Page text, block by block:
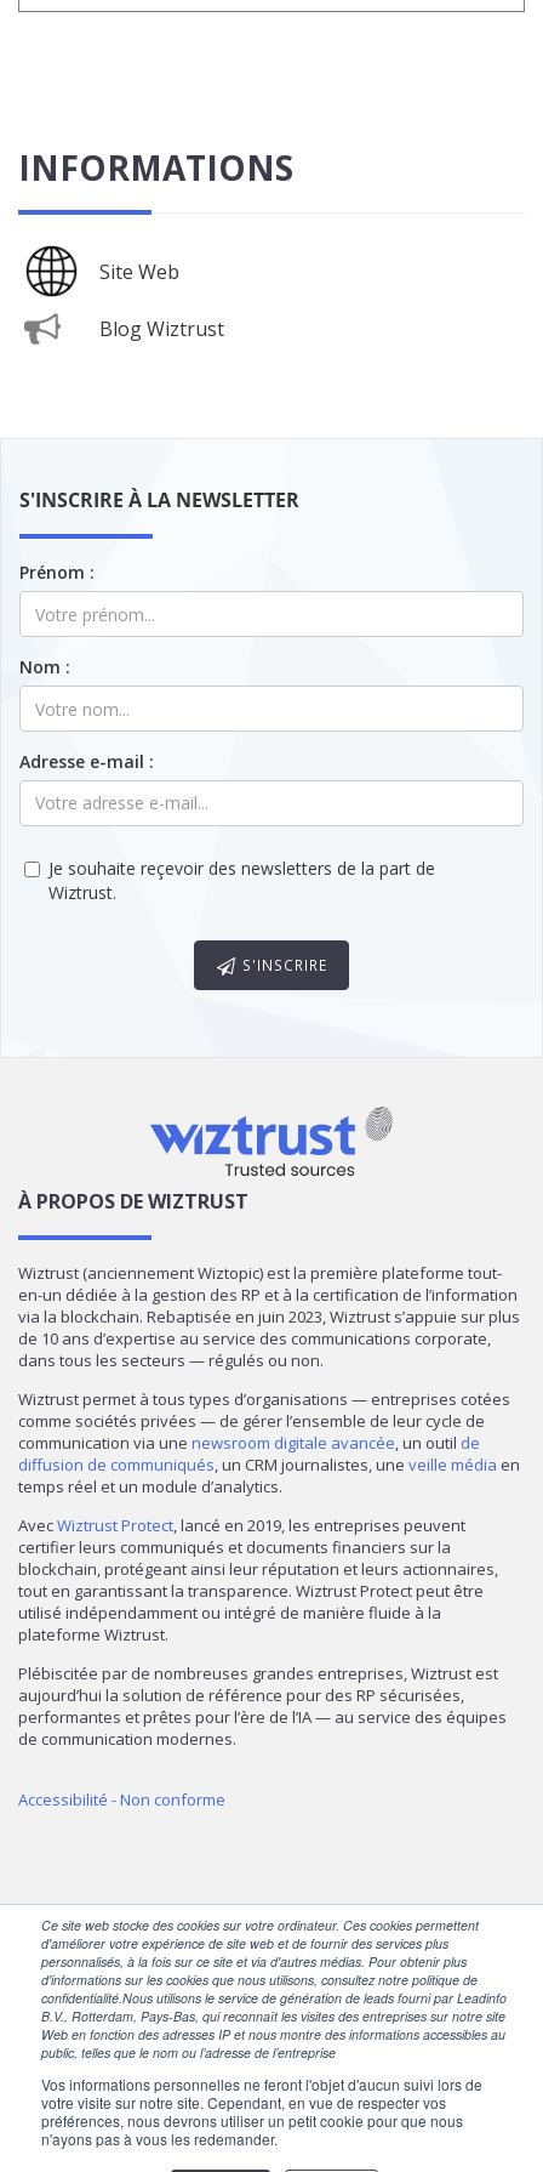
Ce site web stocke des cookies sur votre ordinateur. Ces cookies permettent
d'améliorer votre expérience de site web et de fournir des services plus
personnalisés, à la fois sur ce site et via d'autres médias. Pour obtenir plus
d'informations sur les cookies que nous utilisons, consultez notre politique de
confidentialité.Nous utilisons le service de génération de leads fourni par Leadinfo
B.V., Rotterdam, Pays-Bas, qui reconnaît les visites des entreprises sur notre site
Web en fonction des adresses IP et nous montre des informations accessibles au
public, telles que le nom ou l’adresse de l’entreprise
Vos informations personnelles ne feront l'objet d'aucun suivi lors de
votre visite sur notre site. Cependant, en vue de respecter vos
préférences, nous devrons utiliser un petit cookie pour que nous
n'ayons pas à vous les redemander.
INFORMATIONS
Site Web
Blog Wiztrust
S'INSCRIRE À LA NEWSLETTER
Prénom :
Nom :
Adresse e-mail :
Je souhaite reçevoir des newsletters de la part de
Wiztrust.
S'INSCRIRE
À PROPOS DE WIZTRUST
Wiztrust (anciennement Wiztopic) est la première plateforme tout-
en-un dédiée à la gestion des RP et à la certification de l’information
via la blockchain. Rebaptisée en juin 2023, Wiztrust s’appuie sur plus
de 10 ans d’expertise au service des communications corporate,
dans tous les secteurs — régulés ou non.
Wiztrust permet à tous types d’organisations — entreprises cotées
comme sociétés privées — de gérer l’ensemble de leur cycle de
communication via une newsroom digitale avancée, un outil de
diffusion de communiqués, un CRM journalistes, une veille média en
temps réel et un module d’analytics.
AvecWiztrust Protect, lancé en 2019, les entreprises peuvent
certifier leurs communiqués et documents financiers sur la
blockchain, protégeant ainsi leur réputation et leurs actionnaires,
tout en garantissant la transparence. Wiztrust Protect peut être
utilisé indépendamment ou intégré de manière fluide à la
plateforme Wiztrust.
Plébiscitée par de nombreuses grandes entreprises, Wiztrust est
aujourd’hui la solution de référence pour des RP sécurisées,
performantes et prêtes pour l’ère de l’IA — au service des équipes
de communication modernes.
Accessibilité - Non conforme
SUIVEZ-NOUS